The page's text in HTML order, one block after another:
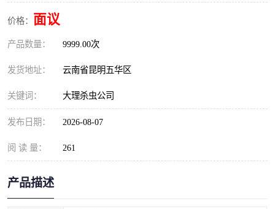
价格： 面议
产品数量： 9999.00次
发货地址： 云南省昆明五华区
关键词： 大理杀虫公司
发布日期： 2026-08-07
阅 读 量： 261
产品描述